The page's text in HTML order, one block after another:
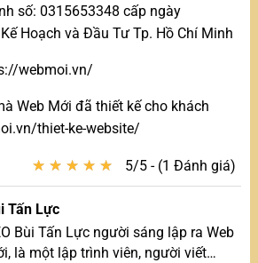
số: 0315653348 cấp ngày
Hoạch và Đầu Tư Tp. Hồ Chí Minh
webmoi.vn/
Web Mới đã thiết kế cho khách
thiet-ke-website/
★ ★ ★ ★ ★
★ ★ ★ ★ ★ 5/5 - (1 Đánh giá)
Tấn Lực
Bùi Tấn Lực người sáng lập ra Web
là một lập trình viên, người viết